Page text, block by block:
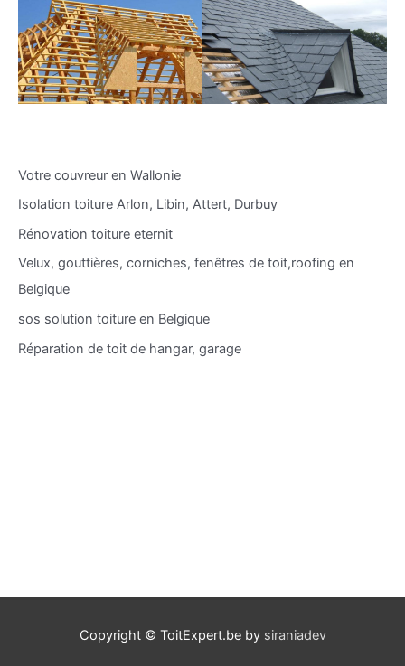
Votre couvreur en Wallonie
Isolation toiture Arlon, Libin, Attert, Durbuy
Rénovation toiture eternit
Velux, gouttières, corniches, fenêtres de toit,roofing en
Belgique
sos solution toiture en Belgique
Réparation de toit de hangar, garage
Copyright © ToitExpert.be by siraniadev